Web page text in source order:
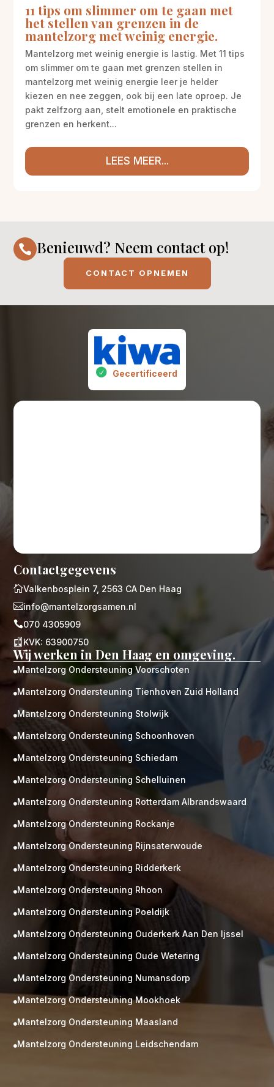
11 tips om slimmer om te gaan met
het stellen van grenzen in de
mantelzorg met weinig energie.
Mantelzorg met weinig energie is lastig. Met 11 tips
om slimmer om te gaan met grenzen stellen in
mantelzorg met weinig energie leer je helder
kiezen en nee zeggen, ook bij een late oproep. Je
pakt zelfzorg aan, stelt emotionele en praktische
grenzen en herkent...
LEES MEER...
 Benieuwd? Neem contact op!
CONTACT OPNEMEN
Gecertificeerd
Gratis
M
Neem vrijblijvend contact op!
Contactgegevens
Valkenbosplein 7, 2563 CA Den Haag
info@mantelzorgsamen.nl
070 4305909
 KVK: 63900750
Wij werken in Den Haag en omgeving.
Mantelzorg Ondersteuning Voorschoten
Mantelzorg Ondersteuning Tienhoven Zuid Holland
Mantelzorg Ondersteuning Stolwijk
Mantelzorg Ondersteuning Schoonhoven
Mantelzorg Ondersteuning Schiedam
Mantelzorg Ondersteuning Schelluinen
Mantelzorg Ondersteuning Rotterdam Albrandswaard
Mantelzorg Ondersteuning Rockanje
Mantelzorg Ondersteuning Rijnsaterwoude
Mantelzorg Ondersteuning Ridderkerk
Mantelzorg Ondersteuning Rhoon
Mantelzorg Ondersteuning Poeldijk
Mantelzorg Ondersteuning Ouderkerk Aan Den Ijssel
Mantelzorg Ondersteuning Oude Wetering
Mantelzorg Ondersteuning Numansdorp
Mantelzorg Ondersteuning Mookhoek
Mantelzorg Ondersteuning Maasland
Mantelzorg Ondersteuning Leidschendam